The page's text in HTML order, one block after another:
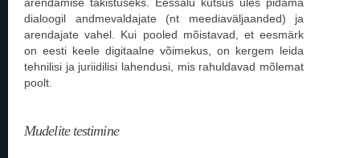
dialoogil andmevaldajate (nt meediaväljaanded) ja
arendajate vahel. Kui pooled mõistavad, et eesmärk
on eesti keele digitaalne võimekus, on kergem leida
tehnilisi ja juriidilisi lahendusi, mis rahuldavad mõlemat
poolt.
Mudelite testimine